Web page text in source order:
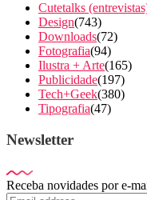
Cutetalks
Design(743)
Downloads(72)
Fotografia(94)
Ilustra + Arte(165)
Publicidade(197)
Tech+Geek(380)
Tipografia(47)
Newsletter
Receba novidades por e-